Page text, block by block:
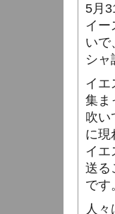
5月
イー
いで
シャ
イエ
集ま
吹い
に現
イエ
送る
です
人